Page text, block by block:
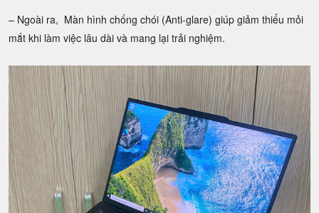
– Ngoài ra, Màn hình chống chói (Anti-glare) giúp giảm thiểu mỏi
mắt khi làm việc lâu dài và mang lại trải nghiệm.